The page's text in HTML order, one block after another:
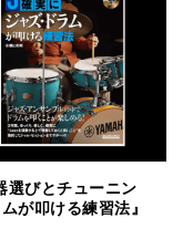
選びとチューニン
が叩ける練習法』